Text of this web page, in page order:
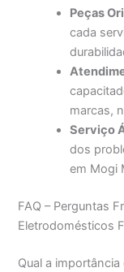
Peças
cada
marcas,
Serviço
dos
em Mogi
FAQ – Perguntas
Eletrodomésticos
Qual a